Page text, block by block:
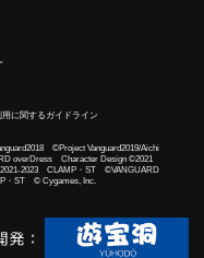
用に関するガイドライン
©Project Vanguard2019/Aichi
overDress Character Design ©2021
2023 CLAMP・ST ©VANGUARD
・ST © Cygames, Inc.